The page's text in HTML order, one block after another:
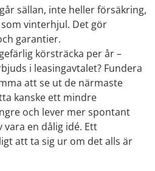
sällan, inte heller försäkring,
vinterhjul. Det gör
garantier.
körsträcka per år –
i leasingavtalet? Fundera
att se ut de närmaste
kanske ett mindre
och lever mer spontant
en dålig idé. Ett
att ta sig ur om det alls är